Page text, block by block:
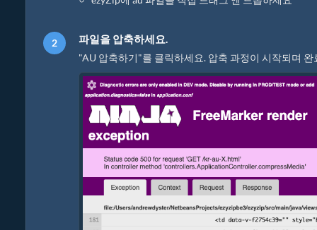
파일을 압축하세요.
"AU 압축하기"를 클릭하세요. 압축 과정이 시작되며